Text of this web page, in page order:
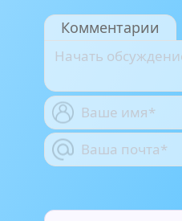
Комментарии